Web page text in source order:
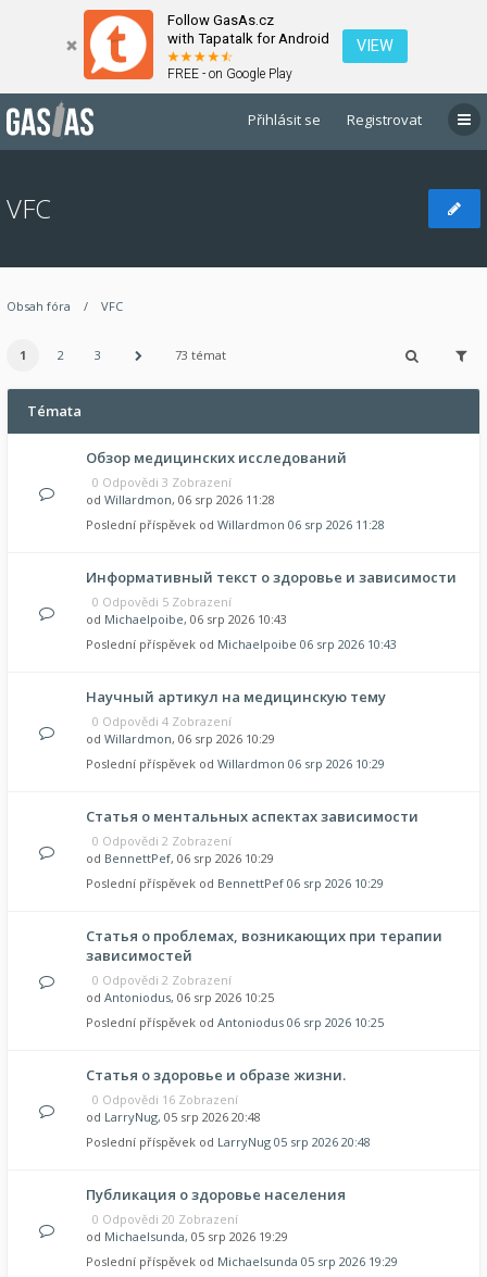
Follow GasAs.cz
with Tapatalk for Android
FREE - on Google Play
VIEW
Přihlásit se Registrovat
VFC
Obsah fóra VFC
1 2 3 73 témat
Témata
Обзор медицинских исследований
0 Odpovědi 3 Zobrazení
od Willardmon, 06 srp 2026 11:28
Poslední příspěvek od Willardmon 06 srp 2026 11:28
Информативный текст о здоровье и зависимости
0 Odpovědi 5 Zobrazení
od Michaelpoibe, 06 srp 2026 10:43
Poslední příspěvek od Michaelpoibe 06 srp 2026 10:43
Научный артикул на медицинскую тему
0 Odpovědi 4 Zobrazení
od Willardmon, 06 srp 2026 10:29
Poslední příspěvek od Willardmon 06 srp 2026 10:29
Статья о ментальных аспектах зависимости
0 Odpovědi 2 Zobrazení
od BennettPef, 06 srp 2026 10:29
Poslední příspěvek od BennettPef 06 srp 2026 10:29
Статья о проблемах, возникающих при терапии
зависимостей
0 Odpovědi 2 Zobrazení
od Antoniodus, 06 srp 2026 10:25
Poslední příspěvek od Antoniodus 06 srp 2026 10:25
Статья о здоровье и образе жизни.
0 Odpovědi 16 Zobrazení
od LarryNug, 05 srp 2026 20:48
Poslední příspěvek od LarryNug 05 srp 2026 20:48
Публикация о здоровье населения
0 Odpovědi 20 Zobrazení
od Michaelsunda, 05 srp 2026 19:29
Poslední příspěvek od Michaelsunda 05 srp 2026 19:29